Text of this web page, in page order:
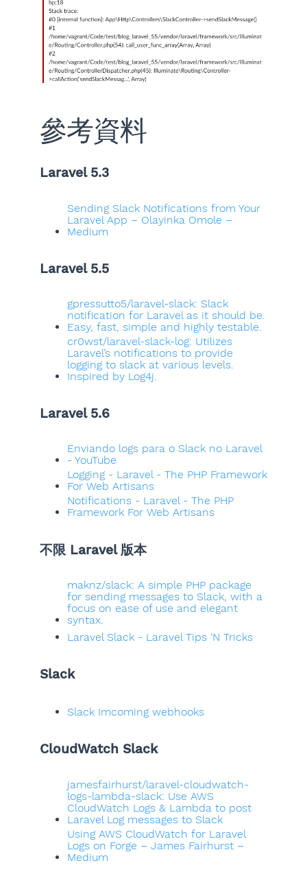
參考資料
Laravel 5.3
Sending Slack Notifications from Your
Laravel App – Olayinka Omole –
Medium
Laravel 5.5
gpressutto5/laravel-slack: Slack
notification for Laravel as it should be.
Easy, fast, simple and highly testable.
cr0wst/laravel-slack-log: Utilizes
Laravel’s notifications to provide
logging to slack at various levels.
Inspired by Log4j.
Laravel 5.6
Enviando logs para o Slack no Laravel
- YouTube
Logging - Laravel - The PHP Framework
For Web Artisans
Notifications - Laravel - The PHP
Framework For Web Artisans
不限 Laravel 版本
maknz/slack: A simple PHP package
for sending messages to Slack, with a
focus on ease of use and elegant
syntax.
Laravel Slack - Laravel Tips ‘N Tricks
Slack
Slack Imcoming webhooks
CloudWatch Slack
jamesfairhurst/laravel-cloudwatch-
logs-lambda-slack: Use AWS
CloudWatch Logs & Lambda to post
Laravel Log messages to Slack
Using AWS CloudWatch for Laravel
Logs on Forge – James Fairhurst –
Medium